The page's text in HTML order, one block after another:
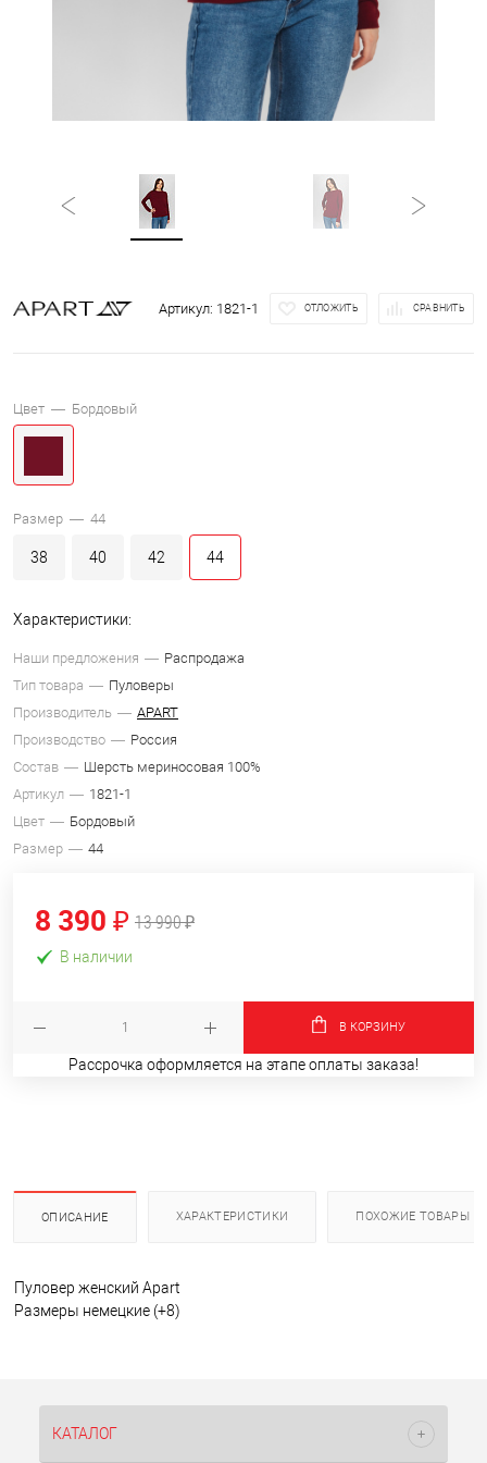
Артикул: 1821-1 ОТЛОЖИТЬ СРАВНИТЬ
Цвет — Бордовый
Размер — 44
38 40 42 44
Характеристики:
Наши предложения
Распродажа
Тип товара
Пуловеры
Производитель
APART
Производство
Россия
Состав
Шерсть мериносовая 100%
Артикул
1821-1
Цвет
Бордовый
Размер
44
8 390 ₽ 13 990 ₽
В наличии
В КОРЗИНУ
Рассрочка оформляется на этапе оплаты заказа!
ОПИСАНИЕ ХАРАКТЕРИСТИКИ ПОХОЖИЕ ТОВАРЫ
Пуловер женский Apart
Размеры немецкие (+8)
КАТАЛОГ